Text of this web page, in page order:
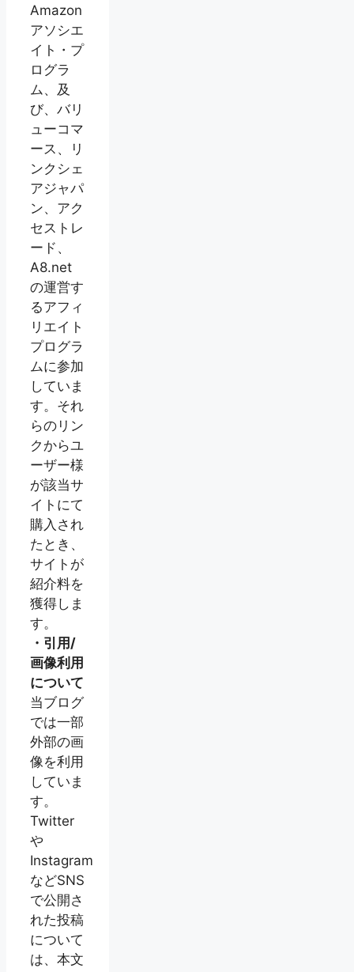
Amazon
アソシエ
イト・プ
ログラ
ム、及
び、バリ
ューコマ
ース、リ
ンクシェ
アジャパ
ン、アク
セストレ
ード、
A8.net
の運営す
るアフィ
リエイト
プログラ
ムに参加
していま
す。それ
らのリン
クからユ
ーザー様
が該当サ
イトにて
購入され
たとき、
サイトが
紹介料を
獲得しま
す。
・引用/
画像利用
について
当ブログ
では一部
外部の画
像を利用
していま
す。
Twitter
や
Instagram
などSNS
で公開さ
れた投稿
について
は、本文